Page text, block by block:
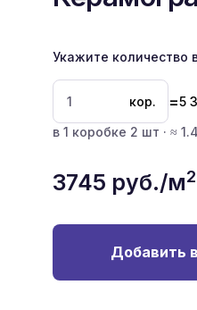
Укажите количество
кор. =5
в 1 коробке 2 шт · ≈
3745 руб./м2
Добавить